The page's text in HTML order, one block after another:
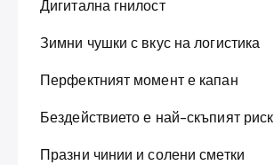
Дигитална гнилост
Зимни чушки с вкус на логистика
Перфектният момент е капан
Бездействието е най-скъпият риск
Празни чинии и солени сметки